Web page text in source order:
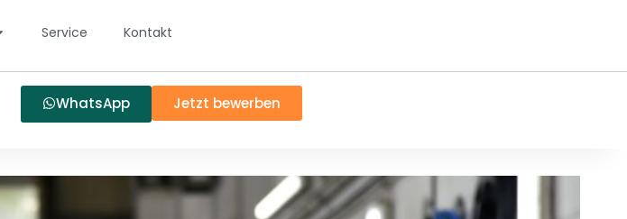
Service Kontakt
WhatsApp Jetzt bewerben